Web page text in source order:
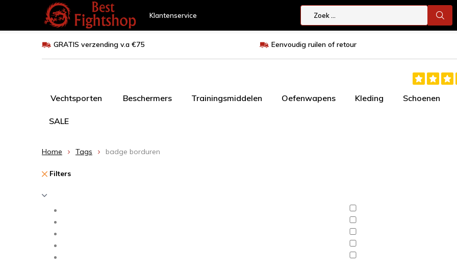
Klantenservice
GRATIS verzending v.a €75 Eenvoudig ruilen of retour
Vechtsporten Beschermers Trainingsmiddelen Oefenwapens Kleding Schoenen
SALE
Home Tags badge borduren
Filters